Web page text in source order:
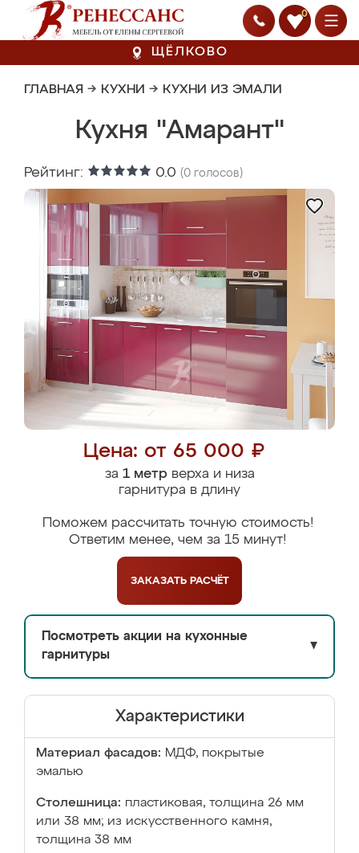
0
ЩЁЛКОВО
ГЛАВНАЯ → КУХНИ → КУХНИ ИЗ ЭМАЛИ
Кухня "Амарант"
Рейтинг: 0.0 (0 голосов)
Цена: от 65 000 ₽
за 1 метрверха и низа
гарнитура в длину
Поможем рассчитать точную стоимость!
Ответим менее, чем за 15 минут!
ЗАКАЗАТЬ РАСЧЁТ
Посмотреть акции на кухонные
гарнитуры
▼
Характеристики
Материал фасадов: МДФ, покрытые
эмалью
Столешница: пластиковая, толщина 26 мм
или 38 мм; из искусственного камня,
толщина 38 мм